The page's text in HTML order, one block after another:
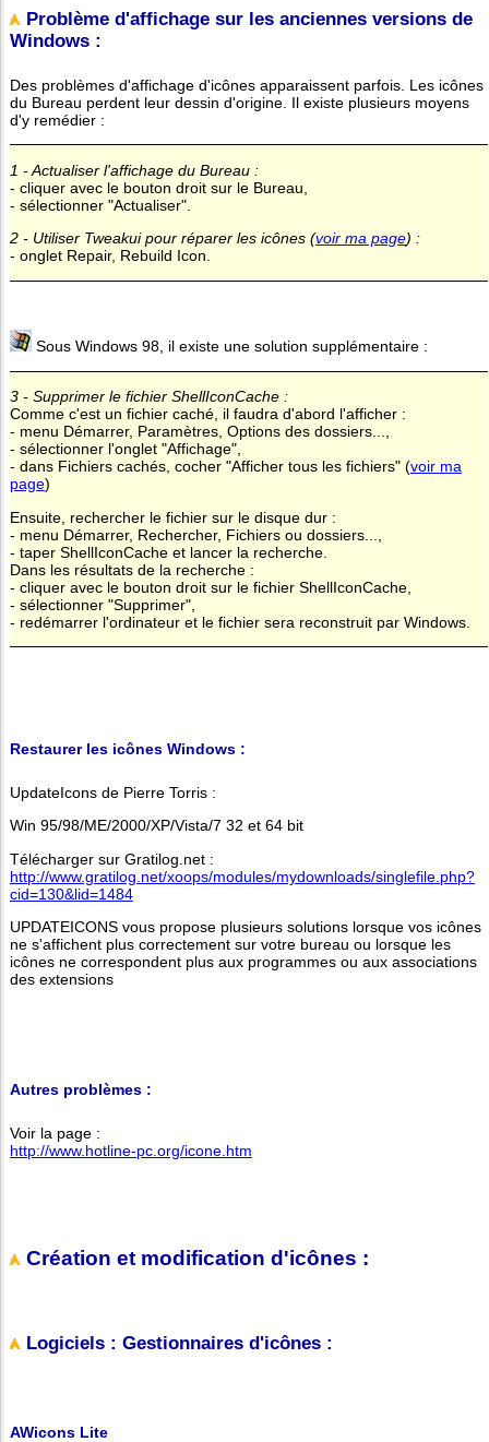
Problème d'affichage sur les anciennes versions de
Windows :
Des problèmes d'affichage d'icônes apparaissent parfois. Les icônes
du Bureau perdent leur dessin d'origine. Il existe plusieurs moyens
d'y remédier :
1 - Actualiser l'affichage du Bureau :
- cliquer avec le bouton droit sur le Bureau,
- sélectionner "Actualiser".
2 - Utiliser Tweakui pour réparer les icônes (voir ma page) :
- onglet Repair, Rebuild Icon.
Sous Windows 98, il existe une solution supplémentaire :
3 - Supprimer le fichier ShellIconCache :
Comme c'est un fichier caché, il faudra d'abord l'afficher :
- menu Démarrer, Paramètres, Options des dossiers...,
- sélectionner l'onglet "Affichage",
- dans Fichiers cachés, cocher "Afficher tous les fichiers" (voir ma
page)
Ensuite, rechercher le fichier sur le disque dur :
- menu Démarrer, Rechercher, Fichiers ou dossiers...,
- taper ShellIconCache et lancer la recherche.
Dans les résultats de la recherche :
- cliquer avec le bouton droit sur le fichier ShellIconCache,
- sélectionner "Supprimer",
- redémarrer l'ordinateur et le fichier sera reconstruit par Windows.
Restaurer les icônes Windows :
UpdateIcons de Pierre Torris :
Win 95/98/ME/2000/XP/Vista/7 32 et 64 bit
Télécharger sur Gratilog.net :
http://www.gratilog.net/xoops/modules/mydownloads/singlefile.php?
cid=130&lid=1484
UPDATEICONS vous propose plusieurs solutions lorsque vos icônes
ne s'affichent plus correctement sur votre bureau ou lorsque les
icônes ne correspondent plus aux programmes ou aux associations
des extensions
Autres problèmes :
Voir la page :
http://www.hotline-pc.org/icone.htm
Création et modification d'icônes :
Logiciels : Gestionnaires d'icônes :
AWicons Lite